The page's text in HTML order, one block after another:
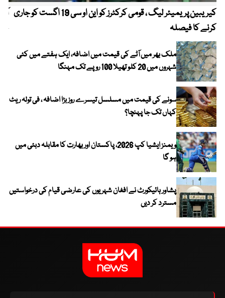
کیریبین پریمیئر لیگ ، قومی کرکٹرز کو این او سی 19 اگست کو جاری
کرنے کا فیصلہ
ملک بھر میں آٹے کی قیمت میں اضافہ، ایک ہفتے میں کئی
شہروں میں 20 کلو تھیلا 100 روپے تک مہنگا
سونے کی قیمت میں مسلسل تیسرے روز بڑا اضافہ ، فی تولہ ریٹ
کہاں تک جا پہنچا؟
ویمنز ایشیا کپ 2026، پاکستان اور بھارت کا مقابلہ دبئی میں
ہو گا
پشاور ہائیکورٹ نے افغان شہریوں کی عارضی قیام کی درخواستیں
مسترد کر دیں